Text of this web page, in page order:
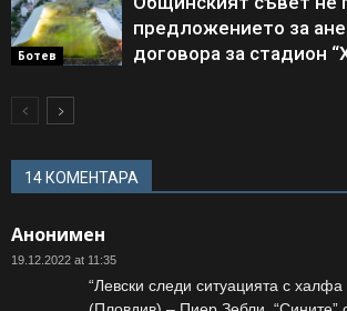
Ботев
предложението за
договора за стадион
14 КОМЕНТАРА
Анонимен
19.12.2022 at 11:35
“Левски следи ситуацията с